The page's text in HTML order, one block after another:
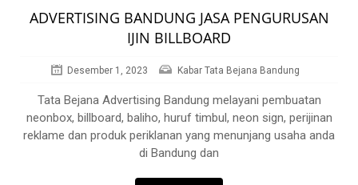
ADVERTISING BANDUNG JASA PENGURUSAN
IJIN BILLBOARD
Desember 1, 2023 Kabar Tata Bejana Bandung
Tata Bejana Advertising Bandung melayani pembuatan
neonbox, billboard, baliho, huruf timbul, neon sign, perijinan
reklame dan produk periklanan yang menunjang usaha anda
di Bandung dan